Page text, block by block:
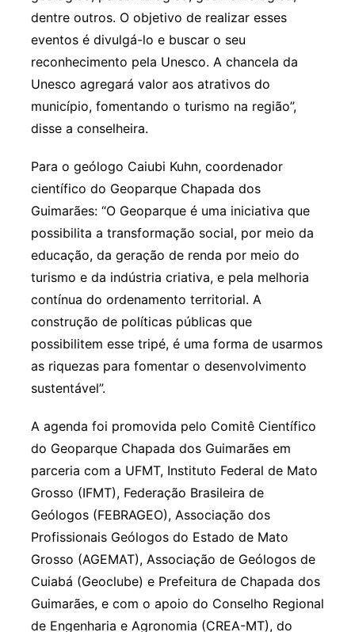
dentre outros. O objetivo de realizar esses
eventos é divulgá-lo e buscar o seu
reconhecimento pela Unesco. A chancela da
Unesco agregará valor aos atrativos do
município, fomentando o turismo na região”,
disse a conselheira.
Para o geólogo Caiubi Kuhn, coordenador
científico do Geoparque Chapada dos
Guimarães: “O Geoparque é uma iniciativa que
possibilita a transformação social, por meio da
educação, da geração de renda por meio do
turismo e da indústria criativa, e pela melhoria
contínua do ordenamento territorial. A
construção de políticas públicas que
possibilitem esse tripé, é uma forma de usarmos
as riquezas para fomentar o desenvolvimento
sustentável”.
A agenda foi promovida pelo Comitê Científico
do Geoparque Chapada dos Guimarães em
parceria com a UFMT, Instituto Federal de Mato
Grosso (IFMT), Federação Brasileira de
Geólogos (FEBRAGEO), Associação dos
Profissionais Geólogos do Estado de Mato
Grosso (AGEMAT), Associação de Geólogos de
Cuiabá (Geoclube) e Prefeitura de Chapada dos
Guimarães, e com o apoio do Conselho Regional
de Engenharia e Agronomia (CREA-MT), do